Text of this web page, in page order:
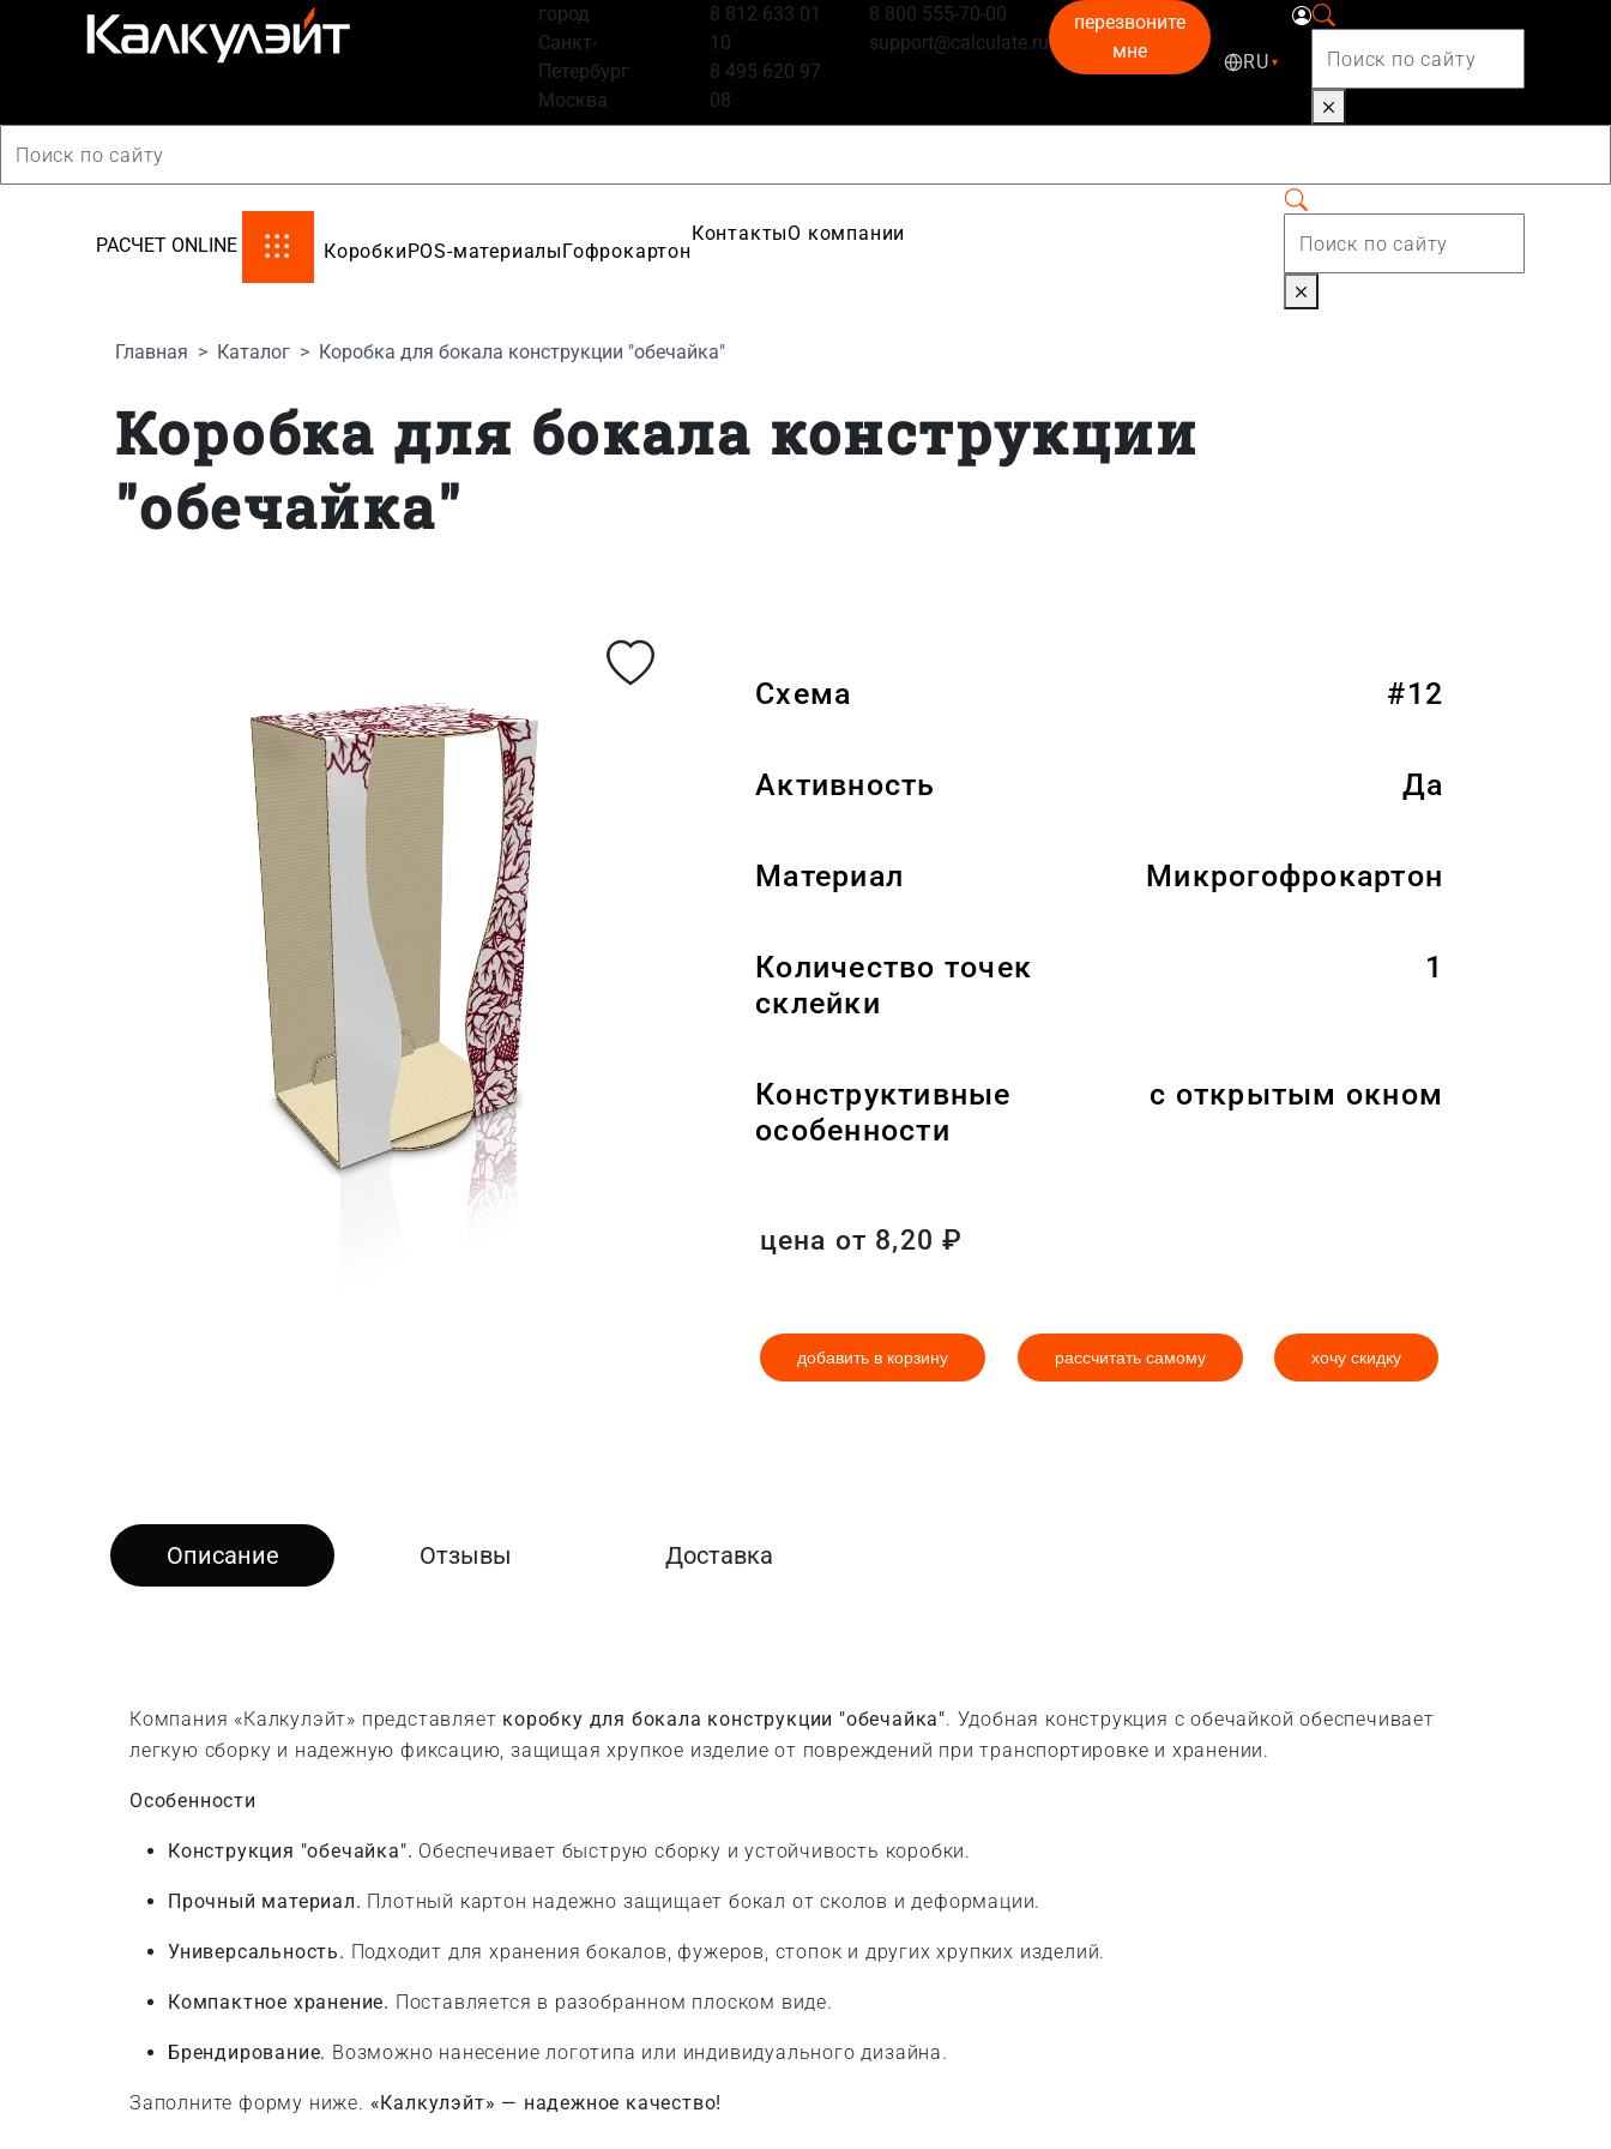
город
Санкт-
Петербург
Москва
8 812 633 01
10
8 495 620 97
08
8 800 555-70-00
support@calculate.ru
перезвоните
мне
RU ▾
РАСЧЕТ ONLINE КоробкиPOS-материалыГофрокартон
КонтактыО компании
Главная Каталог Коробка для бокала конструкции "обечайка"
Коробка для бокала конструкции
"обечайка"
Схема #12
Активность Да
Материал Микрогофрокартон
Количество точек
склейки
1
Конструктивные
особенности
с открытым окном
цена от 8,20 ₽
добавить в корзину рассчитать самому хочу скидку
Описание Отзывы Доставка
Компания «Калкулэйт» представляет коробку для бокала конструкции "обечайка". Удобная конструкция с обечайкой обеспечивает
легкую сборку и надежную фиксацию, защищая хрупкое изделие от повреждений при транспортировке и хранении.
Особенности
Конструкция "обечайка". Обеспечивает быструю сборку и устойчивость коробки.
Прочный материал. Плотный картон надежно защищает бокал от сколов и деформации.
Универсальность. Подходит для хранения бокалов, фужеров, стопок и других хрупких изделий.
Компактное хранение. Поставляется в разобранном плоском виде.
Брендирование. Возможно нанесение логотипа или индивидуального дизайна.
Заполните форму ниже. «Калкулэйт» — надежное качество!